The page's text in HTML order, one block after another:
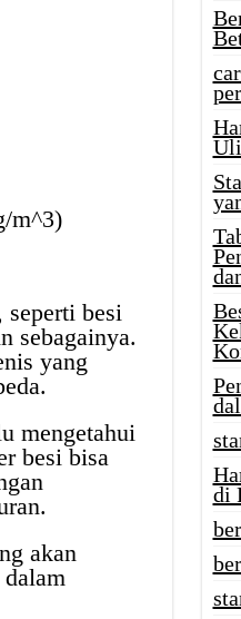
m^3)
besi
sebagainya.
yang
mengetahui
besi bisa
akan
di